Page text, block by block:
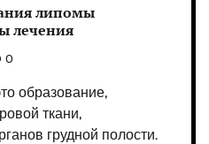
липомы
лечения
0
образование,
ткани,
грудной полости.